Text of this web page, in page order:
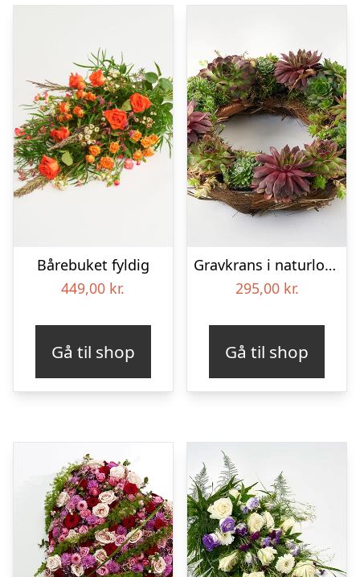
Bårebuket fyldig
449,00 kr.
Gå til shop
Gravkrans i naturlook – Blomster til begravelse
295,00 kr.
Gå til shop